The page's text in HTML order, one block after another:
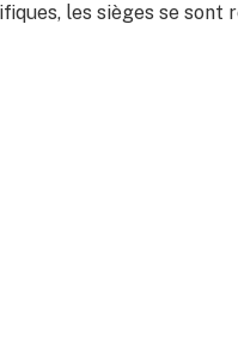
les sièges se sont